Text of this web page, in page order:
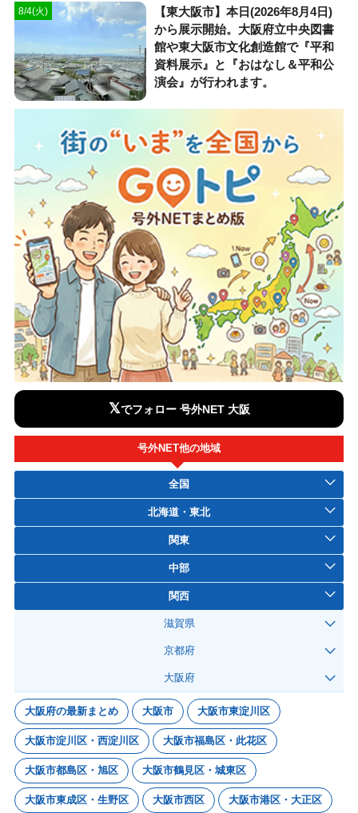
8/4(火)
【東大阪市】本日(2026年8月4日)
から展示開始。大阪府立中央図書
館や東大阪市文化創造館で『平和
資料展示』と『おはなし＆平和公
演会』が行われます。
𝕏でフォロー 号外NET 大阪
号外NET他の地域
全国
北海道・東北
関東
中部
関西
滋賀県
京都府
大阪府
大阪府の最新まとめ 大阪市 大阪市東淀川区
大阪市淀川区・西淀川区 大阪市福島区・此花区
大阪市都島区・旭区 大阪市鶴見区・城東区
大阪市東成区・生野区 大阪市西区 大阪市港区・大正区